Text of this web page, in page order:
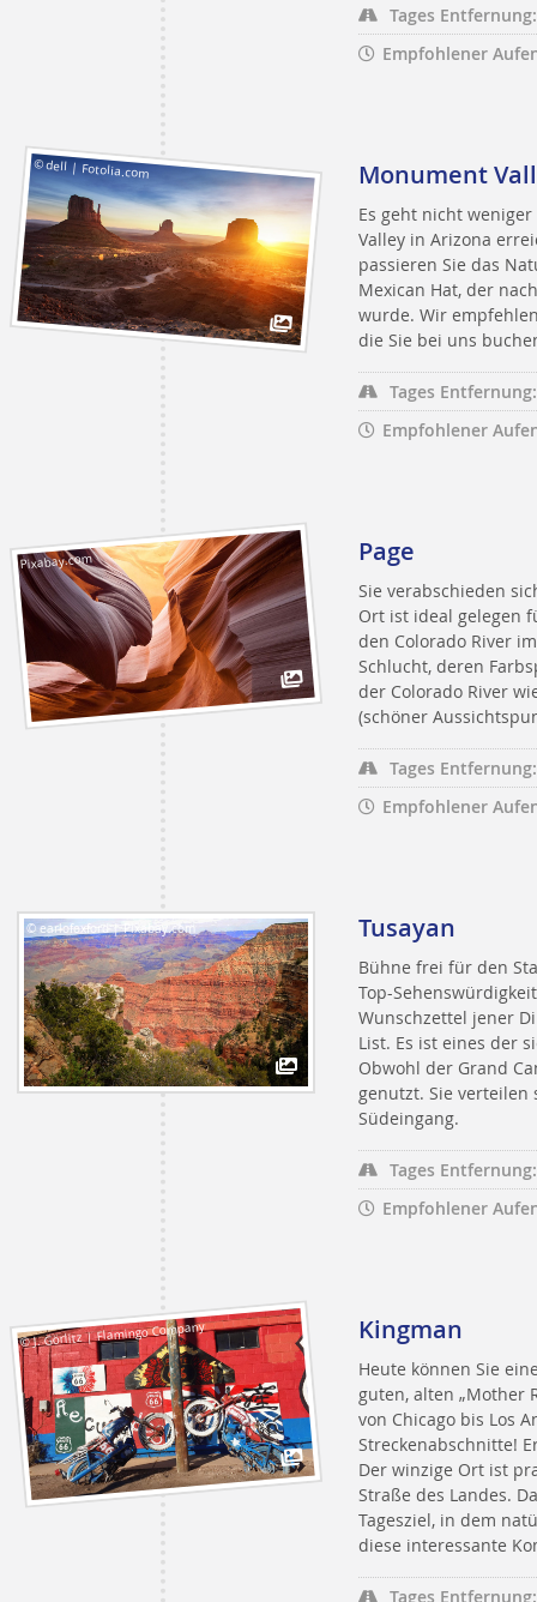
Tages Entfernung:
Empfohlener
© dell | Fotolia.com Monument
Es geht nicht
Valley in Arizona
passieren Sie das
Mexican Hat, der
wurde. Wir
die Sie bei uns
Tages Entfernung:
Empfohlener
Pixabay.com Page
Sie verabschieden
Ort ist ideal gelegen
den Colorado River
Schlucht, deren
der Colorado River
(schöner
Tages Entfernung:
Empfohlener
© earlofoxford | Pixabay.com Tusayan
Bühne frei für den
Top-
Wunschzettel jener
List. Es ist eines der
Obwohl der Grand
genutzt. Sie verteilen
Südeingang.
Tages Entfernung:
Empfohlener
© J. Görlitz | Flamingo Company Kingman
Heute können Sie
guten, alten „Mother
von Chicago bis Los
Streckenabschnitte!
Der winzige Ort ist
Straße des Landes.
Tagesziel, in dem
diese interessante
Tages Entfernung: